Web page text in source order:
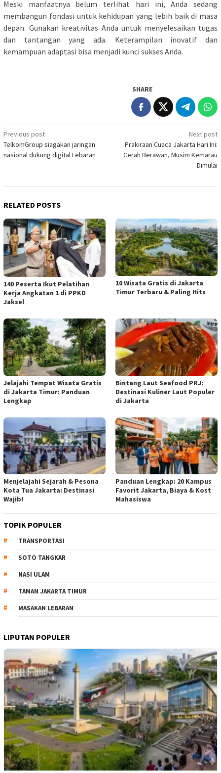
Meski manfaatnya belum terlihat hari ini, Anda sedang
membangun fondasi untuk kehidupan yang lebih baik di masa
depan. Gunakan kreativitas Anda untuk menyelesaikan tugas
dan tantangan yang ada. Keterampilan inovatif dan
kemampuan adaptasi bisa menjadi kunci sukses Anda.
SHARE
Post
navigation
Previous post
TelkomGroup siagakan jaringan
nasional dukung digital Lebaran
Next post
Prakiraan Cuaca Jakarta Hari Ini:
Cerah Berawan, Musim Kemarau
Dimulai
RELATED POSTS
140 Peserta Ikut Pelatihan
Kerja Angkatan 1 di PPKD
Jaksel
10 Wisata Gratis di Jakarta
Timur Terbaru & Paling Hits
Jelajahi Tempat Wisata Gratis
di Jakarta Timur: Panduan
Lengkap
Bintang Laut Seafood PRJ:
Destinasi Kuliner Laut Populer
di Jakarta
Menjelajahi Sejarah & Pesona
Kota Tua Jakarta: Destinasi
Wajib!
Panduan Lengkap: 20 Kampus
Favorit Jakarta, Biaya & Kost
Mahasiswa
TOPIK POPULER
TRANSPORTASI
SOTO TANGKAR
NASI ULAM
TAMAN JAKARTA TIMUR
MASAKAN LEBARAN
LIPUTAN POPULER